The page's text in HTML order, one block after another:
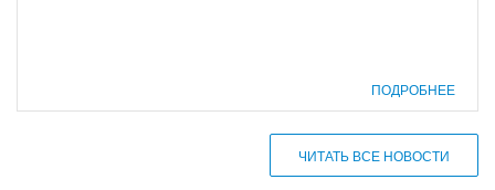
ПОДРОБНЕЕ
ЧИТАТЬ ВСЕ НОВОСТИ